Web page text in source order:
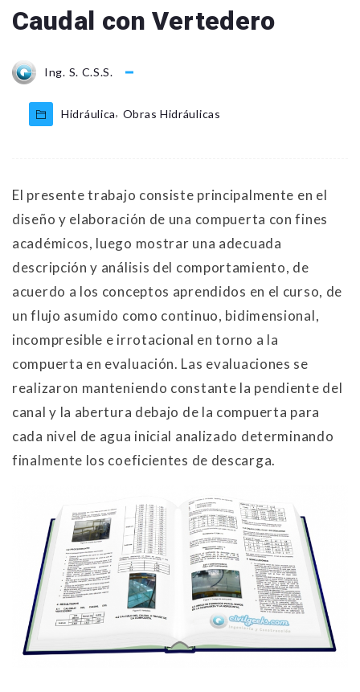
Caudal con Vertedero
Ing. S. C.S.S.
Hidráulica, Obras Hidráulicas
El presente trabajo consiste principalmente en el
diseño y elaboración de una compuerta con fines
académicos, luego mostrar una adecuada
descripción y análisis del comportamiento, de
acuerdo a los conceptos aprendidos en el curso, de
un flujo asumido como continuo, bidimensional,
incompresible e irrotacional en torno a la
compuerta en evaluación. Las evaluaciones se
realizaron manteniendo constante la pendiente del
canal y la abertura debajo de la compuerta para
cada nivel de agua inicial analizado determinando
finalmente los coeficientes de descarga.